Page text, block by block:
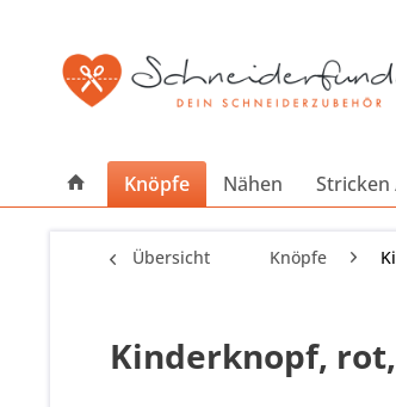
Knöpfe Nähen Stricken
Übersicht Knöpfe
Kinderknopf, rot,